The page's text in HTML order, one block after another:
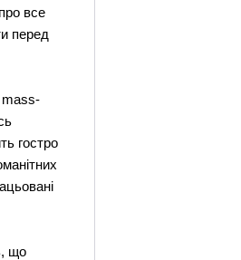
все
перед
mass-
гостро
що